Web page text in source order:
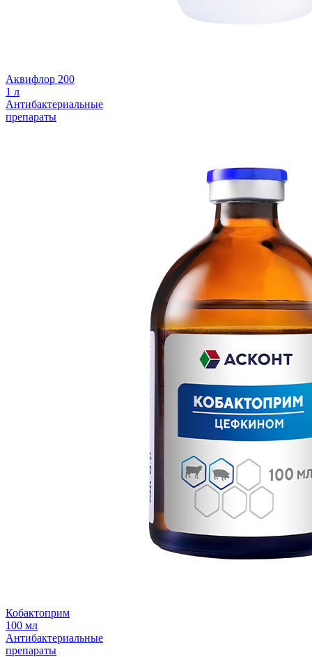
Аквифлор 200
1 л
Антибактериальные
препараты
Кобактоприм
100 мл
Антибактериальные
препараты